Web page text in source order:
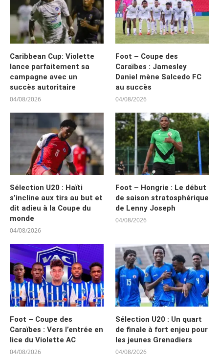
Caribbean Cup: Violette
lance parfaitement sa
campagne avec un
succès autoritaire
04/08/2026
Foot – Coupe des
Caraïbes : Jamesley
Daniel mène Salcedo FC
au succès
04/08/2026
Sélection U20 : Haïti
s’incline aux tirs au but et
dit adieu à la Coupe du
monde
04/08/2026
Foot – Hongrie : Le début
de saison stratosphérique
de Lenny Joseph
04/08/2026
Foot – Coupe des
Caraïbes : Vers l’entrée en
lice du Violette AC
04/08/2026
Sélection U20 : Un quart
de finale à fort enjeu pour
les jeunes Grenadiers
04/08/2026